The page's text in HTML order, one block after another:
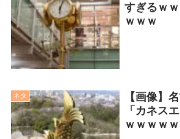
すぎるｗ
ｗｗｗ
ネタ
【画像】
「カネス
ｗｗｗｗ